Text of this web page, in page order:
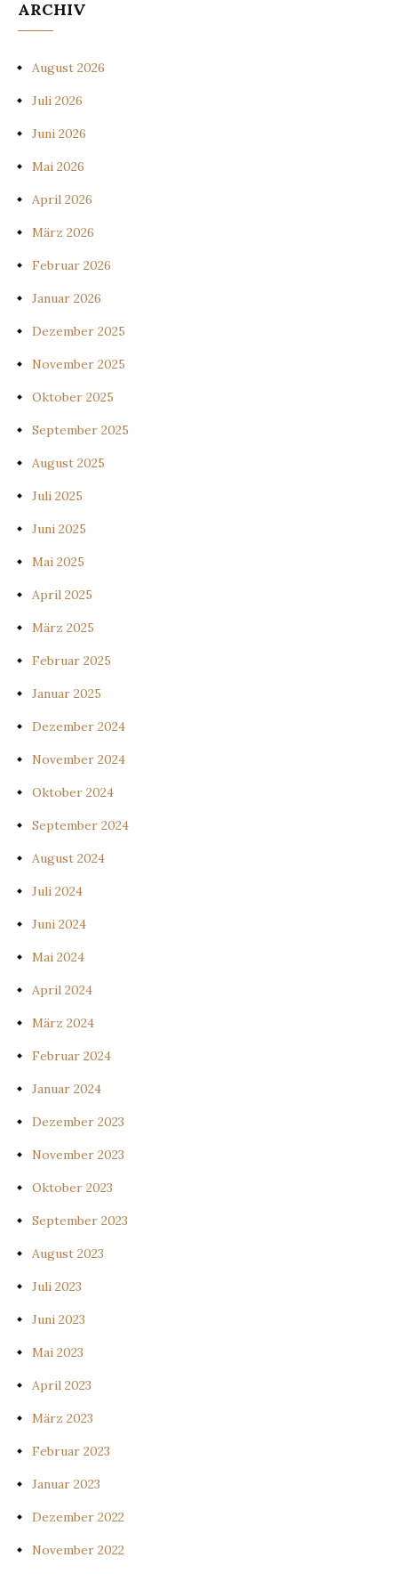
ARCHIV
August 2026
Juli 2026
Juni 2026
Mai 2026
April 2026
März 2026
Februar 2026
Januar 2026
Dezember 2025
November 2025
Oktober 2025
September 2025
August 2025
Juli 2025
Juni 2025
Mai 2025
April 2025
März 2025
Februar 2025
Januar 2025
Dezember 2024
November 2024
Oktober 2024
September 2024
August 2024
Juli 2024
Juni 2024
Mai 2024
April 2024
März 2024
Februar 2024
Januar 2024
Dezember 2023
November 2023
Oktober 2023
September 2023
August 2023
Juli 2023
Juni 2023
Mai 2023
April 2023
März 2023
Februar 2023
Januar 2023
Dezember 2022
November 2022